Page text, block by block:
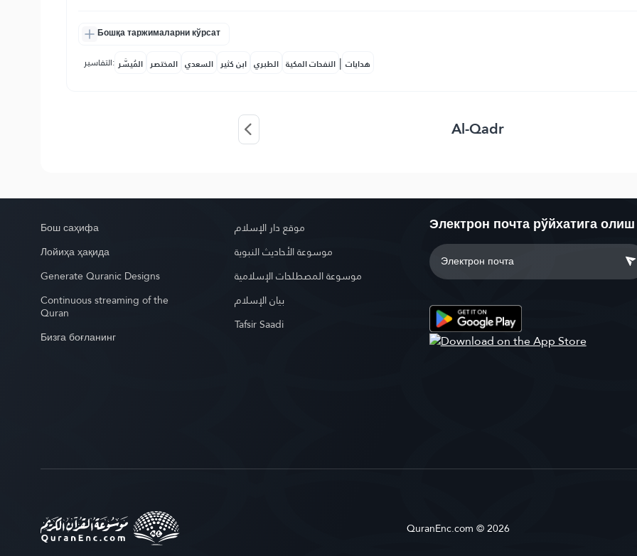
Бошқа таржималарни кўрсат
التفاسير: المُيسَّر المختصر السعدي ابن كثير الطبري النفحات المكية | هدايات
Al-Qadr
Бош саҳифа
Лойиҳа ҳақида
Generate Quranic Designs
Continuous streaming of the
Quran
Бизга боғланинг
موقع دار الإسلام
موسوعة الأحاديث النبوية
موسوعة المصطلحات الإسلامية
بيان الإسلام
Tafsir Saadi
Электрон почта рўйхатига олиш
QuranEnc.com © 2026